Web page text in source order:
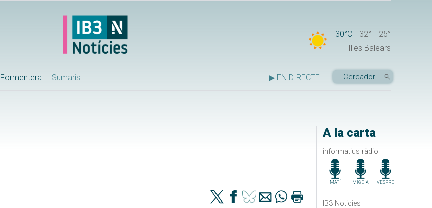
30°C 32°
25°
Illes Balears
Formentera Sumaris ▶ EN DIRECTE
A la carta
informatius ràdio
MATÍ MIGDIA VESPRE
IB3 Noticies